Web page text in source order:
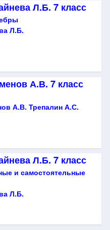
Л.Б. 7 класс
Л.Б.
А.В. 7 класс
А.В. Трепалин А.С.
Л.Б. 7 класс
и самостоятельные
Л.Б.